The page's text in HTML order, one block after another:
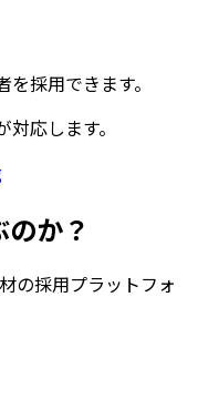
採用できます。
応します。
か？
の採用プラットフォ